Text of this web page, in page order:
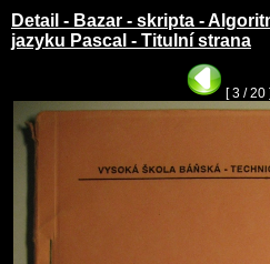
Detail - Bazar - skripta -
jazyku Pascal - Titulní strana
[ 3 / 20 ]